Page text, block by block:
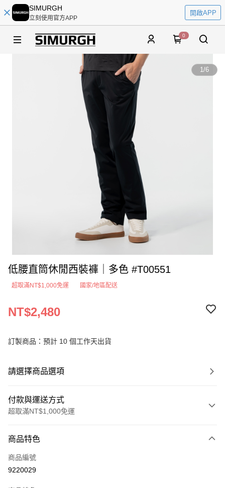
SIMURGH
立刻使用官方APP
開啟APP
0
1/6
低腰直筒休閒西裝褲｜多色 #T00551
超取滿NT$1,000免運 國家/地區配送
NT$2,480
訂製商品：預計 10 個工作天出貨
請選擇商品選項
付款與運送方式
超取滿NT$1,000免運
信用卡一次付款
超商取貨付款
商品特色
商品編號
9220029